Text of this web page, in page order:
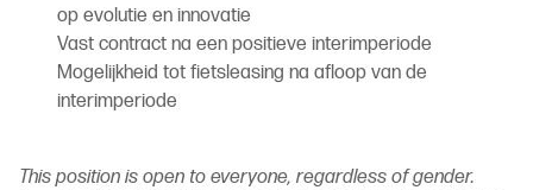
op evolutie en innovatie
Vast contract na een positieve interimperiode
Mogelijkheid tot fietsleasing na afloop van de
interimperiode
This position is open to everyone, regardless of gender.